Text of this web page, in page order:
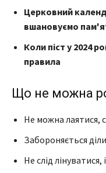
Церковний
вшановуємо
Коли піст у 2024
правила
Що не можна
Не можна лаятися,
Забороняється
Не слід